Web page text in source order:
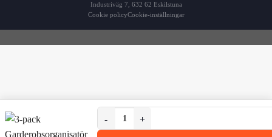
Industriväg 7, 632 62 Eskilstuna
Cookie policyCookie-inställningar
3-Pack Garderobsorganisatör Förvaring för
3-Pack Garderobsorganisatör Förvaring för